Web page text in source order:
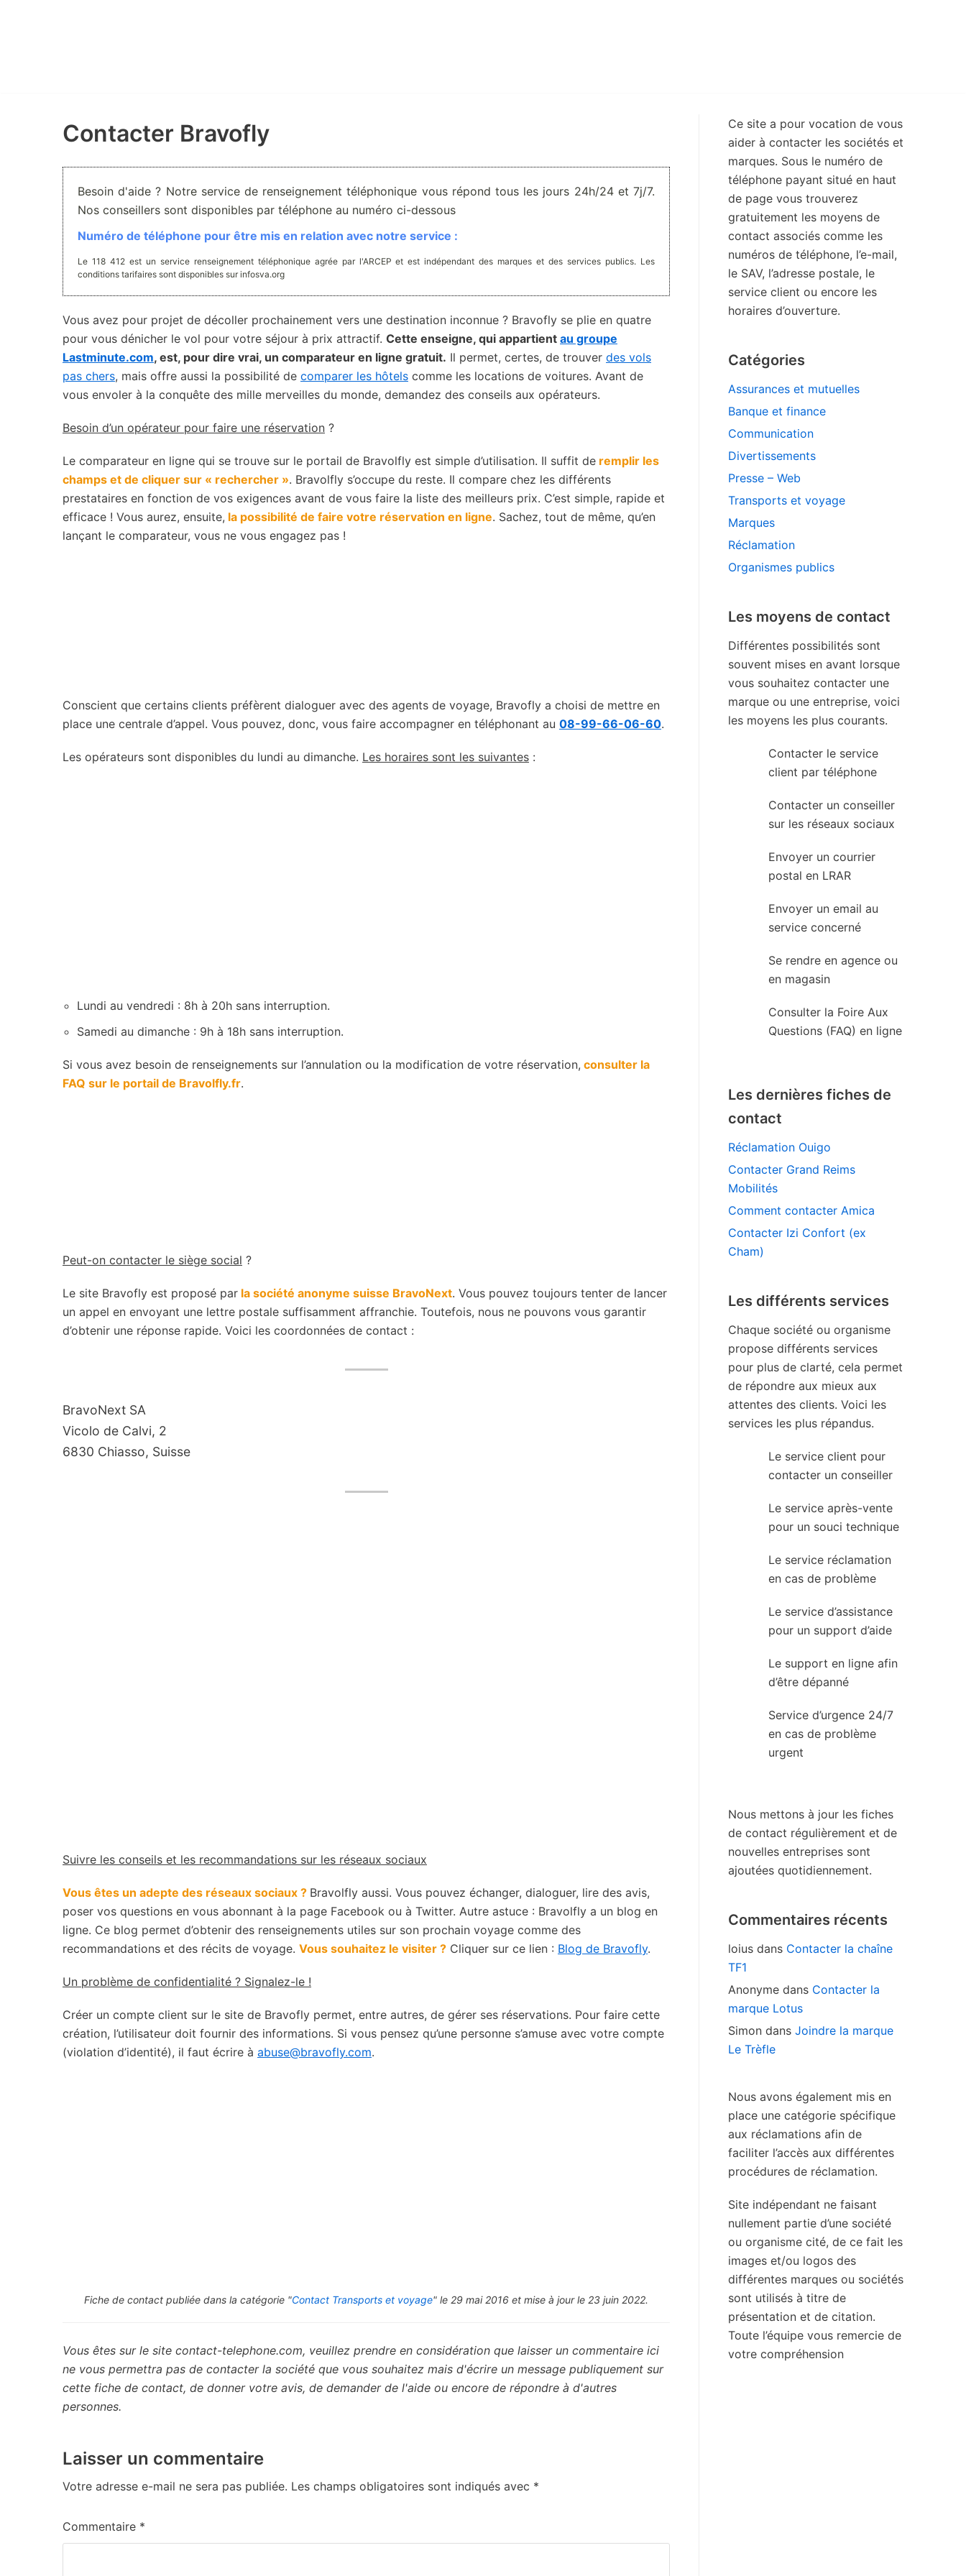
Contacter Bravofly
Besoin d'aide ? Notre service de renseignement téléphonique vous répond tous les jours 24h/24 et 7j/7.
Nos conseillers sont disponibles par téléphone au numéro ci-dessous
Numéro de téléphone pour être mis en relation avec notre service :
Le 118 412 est un service renseignement téléphonique agrée par l'ARCEP et est indépendant des marques et des services publics. Les
conditions tarifaires sont disponibles sur infosva.org
Vous avez pour projet de décoller prochainement vers une destination inconnue ? Bravofly se plie en quatre
pour vous dénicher le vol pour votre séjour à prix attractif. Cette enseigne, qui appartient au groupe
Lastminute.com, est, pour dire vrai, un comparateur en ligne gratuit. Il permet, certes, de trouver des vols
pas chers, mais offre aussi la possibilité de comparer les hôtels comme les locations de voitures. Avant de
vous envoler à la conquête des mille merveilles du monde, demandez des conseils aux opérateurs.
Besoin d’un opérateur pour faire une réservation ?
Le comparateur en ligne qui se trouve sur le portail de Bravolfly est simple d’utilisation. Il suffit de remplir les
champs et de cliquer sur « rechercher ». Bravolfly s’occupe du reste. Il compare chez les différents
prestataires en fonction de vos exigences avant de vous faire la liste des meilleurs prix. C’est simple, rapide et
efficace ! Vous aurez, ensuite, la possibilité de faire votre réservation en ligne. Sachez, tout de même, qu’en
lançant le comparateur, vous ne vous engagez pas !
Conscient que certains clients préfèrent dialoguer avec des agents de voyage, Bravofly a choisi de mettre en
place une centrale d’appel. Vous pouvez, donc, vous faire accompagner en téléphonant au 08-99-66-06-60.
Les opérateurs sont disponibles du lundi au dimanche. Les horaires sont les suivantes :
Lundi au vendredi : 8h à 20h sans interruption.
Samedi au dimanche : 9h à 18h sans interruption.
Si vous avez besoin de renseignements sur l’annulation ou la modification de votre réservation, consulter la
FAQ sur le portail de Bravolfly.fr.
Peut-on contacter le siège social ?
Le site Bravofly est proposé par la société anonyme suisse BravoNext. Vous pouvez toujours tenter de lancer
un appel en envoyant une lettre postale suffisamment affranchie. Toutefois, nous ne pouvons vous garantir
d’obtenir une réponse rapide. Voici les coordonnées de contact :
BravoNext SA
Vicolo de Calvi, 2
6830 Chiasso, Suisse
Suivre les conseils et les recommandations sur les réseaux sociaux
Vous êtes un adepte des réseaux sociaux ? Bravolfly aussi. Vous pouvez échanger, dialoguer, lire des avis,
poser vos questions en vous abonnant à la page Facebook ou à Twitter. Autre astuce : Bravolfly a un blog en
ligne. Ce blog permet d’obtenir des renseignements utiles sur son prochain voyage comme des
recommandations et des récits de voyage. Vous souhaitez le visiter ? Cliquer sur ce lien : Blog de Bravofly.
Un problème de confidentialité ? Signalez-le !
Créer un compte client sur le site de Bravofly permet, entre autres, de gérer ses réservations. Pour faire cette
création, l’utilisateur doit fournir des informations. Si vous pensez qu’une personne s’amuse avec votre compte
(violation d’identité), il faut écrire à abuse@bravofly.com.
Fiche de contact publiée dans la catégorie "Contact Transports et voyage" le 29 mai 2016 et mise à jour le 23 juin 2022.
Vous êtes sur le site contact-telephone.com, veuillez prendre en considération que laisser un commentaire ici
ne vous permettra pas de contacter la société que vous souhaitez mais d'écrire un message publiquement sur
cette fiche de contact, de donner votre avis, de demander de l'aide ou encore de répondre à d'autres
personnes.
Laisser un commentaire
Votre adresse e-mail ne sera pas publiée. Les champs obligatoires sont indiqués avec *
Commentaire *
Ce site a pour vocation de vous
aider à contacter les sociétés et
marques. Sous le numéro de
téléphone payant situé en haut
de page vous trouverez
gratuitement les moyens de
contact associés comme les
numéros de téléphone, l’e-mail,
le SAV, l’adresse postale, le
service client ou encore les
horaires d’ouverture.
Catégories
Assurances et mutuelles
Banque et finance
Communication
Divertissements
Presse – Web
Transports et voyage
Marques
Réclamation
Organismes publics
Les moyens de contact
Différentes possibilités sont
souvent mises en avant lorsque
vous souhaitez contacter une
marque ou une entreprise, voici
les moyens les plus courants.
Contacter le service
client par téléphone
Contacter un conseiller
sur les réseaux sociaux
Envoyer un courrier
postal en LRAR
Envoyer un email au
service concerné
Se rendre en agence ou
en magasin
Consulter la Foire Aux
Questions (FAQ) en ligne
Les dernières fiches de
contact
Réclamation Ouigo
Contacter Grand Reims
Mobilités
Comment contacter Amica
Contacter Izi Confort (ex
Cham)
Les différents services
Chaque société ou organisme
propose différents services
pour plus de clarté, cela permet
de répondre aux mieux aux
attentes des clients. Voici les
services les plus répandus.
Le service client pour
contacter un conseiller
Le service après-vente
pour un souci technique
Le service réclamation
en cas de problème
Le service d’assistance
pour un support d’aide
Le support en ligne afin
d’être dépanné
Service d’urgence 24/7
en cas de problème
urgent
Nous mettons à jour les fiches
de contact régulièrement et de
nouvelles entreprises sont
ajoutées quotidiennement.
Commentaires récents
loius dans Contacter la chaîne
TF1
Anonyme dans Contacter la
marque Lotus
Simon dans Joindre la marque
Le Trèfle
Nous avons également mis en
place une catégorie spécifique
aux réclamations afin de
faciliter l’accès aux différentes
procédures de réclamation.
Site indépendant ne faisant
nullement partie d’une société
ou organisme cité, de ce fait les
images et/ou logos des
différentes marques ou sociétés
sont utilisés à titre de
présentation et de citation.
Toute l’équipe vous remercie de
votre compréhension